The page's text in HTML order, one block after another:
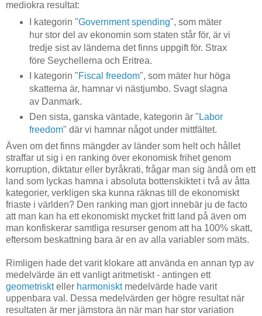
mediokra resultat:
I kategorin "Government spending", som mäter
hur stor del av ekonomin som staten står för, är vi
tredje sist av länderna det finns uppgift för. Strax
före Seychellerna och Eritrea.
I kategorin "Fiscal freedom", som mäter hur höga
skatterna är, hamnar vi nästjumbo. Svagt slagna
av Danmark.
Den sista, ganska väntade, kategorin är " Labor
freedom" där vi hamnar något under mittfältet.
Även om det finns mängder av länder som helt och hållet
straffar ut sig i en ranking över ekonomisk frihet genom
korruption, diktatur eller byråkrati, frågar man sig ändå om ett
land som lyckas hamna i absoluta bottenskiktet i två av åtta
kategorier, verkligen ska kunna räknas till de ekonomiskt
friaste i världen? Den ranking man gjort innebär ju de facto
att man kan ha ett ekonomiskt mycket fritt land på även om
man konfiskerar samtliga resurser genom att ha 100% skatt,
eftersom beskattning bara är en av alla variabler som mäts.
Rimligen hade det varit klokare att använda en annan typ av
medelvärde än ett vanligt aritmetiskt - antingen ett
geometriskteller harmonisktmedelvärde hade varit
uppenbara val. Dessa medelvärden ger högre resultat när
resultaten är mer jämstora än när man har stor variation